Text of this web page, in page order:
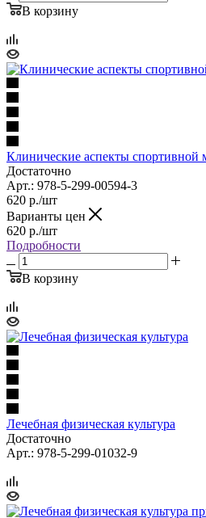
В корзину
Клинические аспекты
Достаточно
Арт.: 978-5-299-00594-3
620 р./шт
Варианты цен
620 р./шт
Подробности
В корзину
Лечебная физическая культура
Достаточно
Арт.: 978-5-299-01032-9